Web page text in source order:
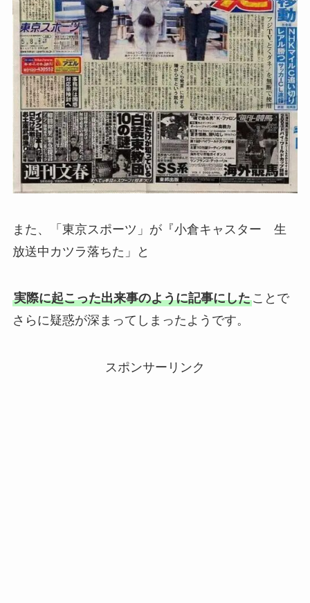
また、「東京スポーツ」が『小倉キャスター 生
放送中カツラ落ちた」と
実際に起こった出来事のように記事にしたことで
さらに疑惑が深まってしまったようです。
スポンサーリンク